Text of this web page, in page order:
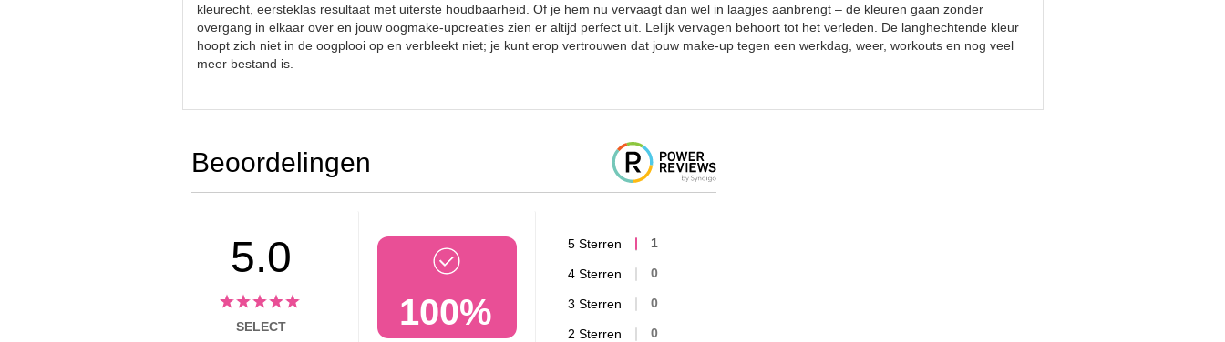
kleurecht, eersteklas resultaat met uiterste houdbaarheid. Of je hem nu vervaagt dan wel in laagjes aanbrengt – de kleuren gaan zonder
overgang in elkaar over en jouw oogmake-upcreaties zien er altijd perfect uit. Lelijk vervagen behoort tot het verleden. De langhechtende kleur
hoopt zich niet in de oogplooi op en verbleekt niet; je kunt erop vertrouwen dat jouw make-up tegen een werkdag, weer, workouts en nog veel
meer bestand is.
Beoordelingen
5.0
SELECT 100%
5 Sterren 1
4 Sterren 0
3 Sterren 0
2 Sterren 0